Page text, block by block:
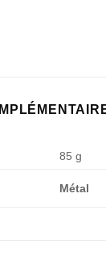
85 g
Métal